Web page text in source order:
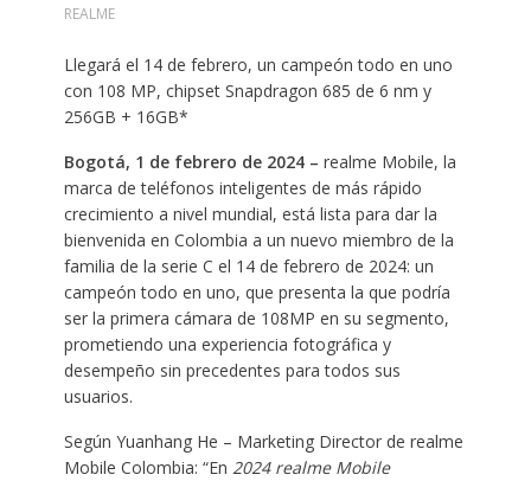
REALME
Llegará el 14 de febrero, un campeón todo en uno
con 108 MP, chipset Snapdragon 685 de 6 nm y
256GB + 16GB*
Bogotá, 1 de febrero de 2024 – realme Mobile, la
marca de teléfonos inteligentes de más rápido
crecimiento a nivel mundial, está lista para dar la
bienvenida en Colombia a un nuevo miembro de la
familia de la serie C el 14 de febrero de 2024: un
campeón todo en uno, que presenta la que podría
ser la primera cámara de 108MP en su segmento,
prometiendo una experiencia fotográfica y
desempeño sin precedentes para todos sus
usuarios.
Según Yuanhang He – Marketing Director de realme
Mobile Colombia: “En 2024 realme Mobile